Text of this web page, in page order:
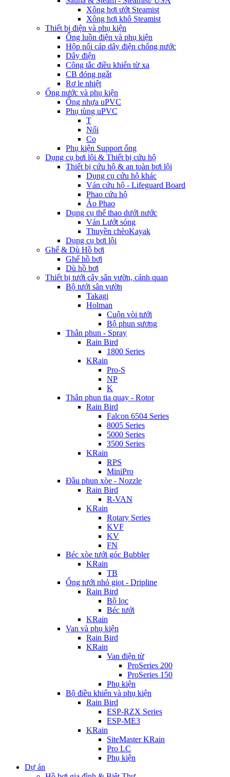
Xông hơi ướt Steamist
Xông hơi khô Steamist
Thiết bị điện và phụ kiện
Ống luồn điện và phụ kiện
Hộp nối cáp dây điện chống nước
Dây điện
Công tắc điều khiển từ xa
CB đóng ngắt
Rơ le nhiệt
Ống nước và phụ kiện
Ống nhựa uPVC
Phụ tùng uPVC
T
Nối
Co
Phụ kiện Support ống
Dụng cụ bơi lội & Thiết bị cứu hộ
Thiết bị cứu hộ & an toàn bơi lội
Dụng cụ cứu hộ khác
Ván cứu hộ - Lifeguard Board
Phao cứu hộ
Áo Phao
Dụng cụ thể thao dưới nước
Ván Lướt sóng
Thuyền chèoKayak
Dụng cụ bơi lội
Ghế & Dù Hồ bơi
Ghế hồ bơi
Dù hồ bơi
Thiết bị tưới cây sân vườn, cảnh quan
Bộ tưới sân vườn
Takagi
Holman
Cuộn vòi tưới
Bộ phun sương
Thân phun - Spray
Rain Bird
1800 Series
KRain
Pro-S
NP
K
Thân phun tia quay - Rotor
Rain Bird
Falcon 6504 Series
8005 Series
5000 Series
3500 Series
KRain
RPS
MiniPro
Đầu phun xòe - Nozzle
Rain Bird
R-VAN
KRain
Rotary Series
KVF
KV
FN
Béc xòe tưới góc Bubbler
KRain
TB
Ống tưới nhỏ giọt - Dripline
Rain Bird
Bộ lọc
Béc tưới
KRain
Van và phụ kiện
Rain Bird
KRain
Van điện từ
ProSeries 200
ProSeries 150
Phụ kiện
Bộ điều khiển và phụ kiện
Rain Bird
ESP-RZX Series
ESP-ME3
KRain
SiteMaster KRain
Pro LC
Phụ kiện
Dự án